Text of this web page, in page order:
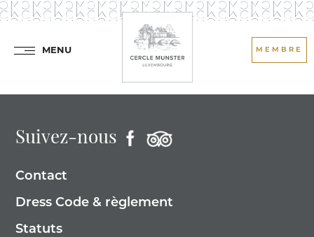
MENU MEMBRE
Suivez-nous
Contact
Dress Code & règlement
Statuts